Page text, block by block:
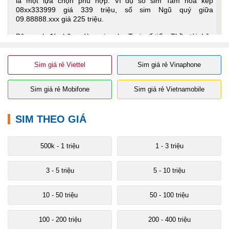
08xx333999 giá 339 triệu, số sim Ngũ quý giữa
09.88888.xxx giá 225 triệu.
Bên cạnh đó những dòng sim như Taxi, số tiến, Thần tài, Lộc
sim Taxi 4 xx64.64.64.64 giá 250 triệu, số Tiến 09xx99.6789
giá 230 triệu, số sim Thần tài xxxx39.39.39 giá 350 triệu, số
sim Lộc phát xxxx68.68.68 giá 350 triệu.
Với mức giá như vậy, bạn có thể chọn bất kỳ loại sim yêu
thích, số đẹp, VIP.
Sim giá rẻ Viettel Sim giá rẻ Vinaphone
Sim giá rẻ Mobifone Sim giá rẻ Vietnamobile
SIM THEO GIÁ
500k - 1 triệu 1 - 3 triệu
3 - 5 triệu 5 - 10 triệu
10 - 50 triệu 50 - 100 triệu
100 - 200 triệu 200 - 400 triệu